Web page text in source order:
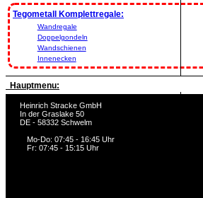
Tegometall Komplettregale:
Wandregale
Doppelgondeln
Wandschienen
Innenecken
Hauptmenu:
Heinrich Stracke GmbH
In der Graslake 50
DE - 58332 Schwelm
Mo-Do: 07:45 - 16:45 Uhr
Fr: 07:45 - 15:15 Uhr